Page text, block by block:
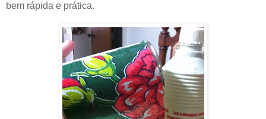
bem rápida e prática.